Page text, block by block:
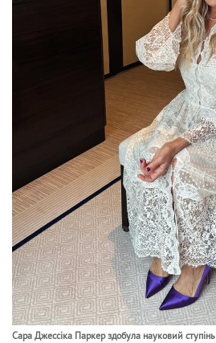
Сара Джессіка Паркер здобула науковий ступінь